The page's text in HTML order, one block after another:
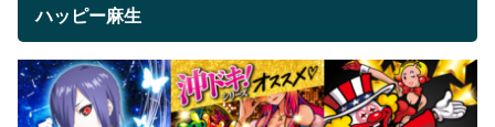
ハッピー麻生